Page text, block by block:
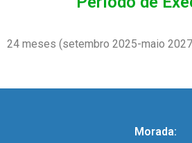
24 meses (setembro 2025-maio
Morada: